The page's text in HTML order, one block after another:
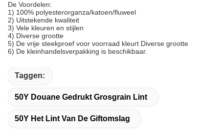
De Voordelen:
1) 100% polyesterorganza/katoen/fluweel
2) Uitstekende kwaliteit
3) Vele kleuren en stijlen
4) Diverse grootte
5) De vrije steekproef voor voorraad kleurt Diverse grootte
6) De kleinhandelsverpakking is beschikbaar.
Taggen:
50Y Douane Gedrukt Grosgrain Lint
50Y Het Lint Van De Giftomslag